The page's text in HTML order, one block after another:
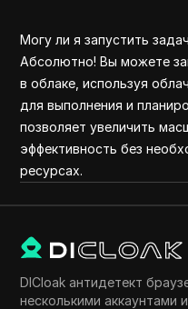
Могу ли я запустить
Абсолютно! Вы можете
в облаке, используя
для выполнения и
позволяет увеличить
эффективность без
ресурсах.
DICloak антидетект
несколькими аккаунтами